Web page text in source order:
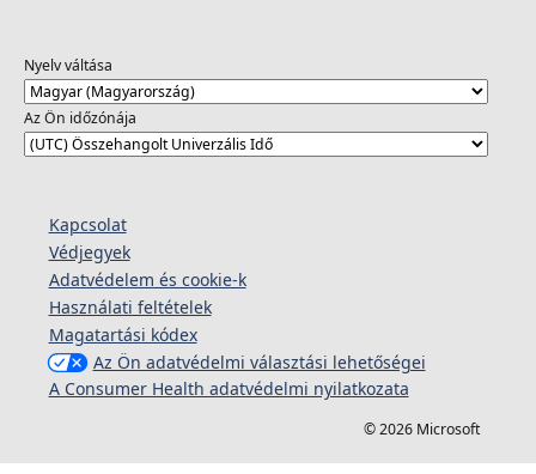
Nyelv váltása
Az Ön időzónája
Kapcsolat
Védjegyek
Adatvédelem és cookie-k
Használati feltételek
Magatartási kódex
Az Ön adatvédelmi választási lehetőségei
A Consumer Health adatvédelmi nyilatkozata
© 2026 Microsoft